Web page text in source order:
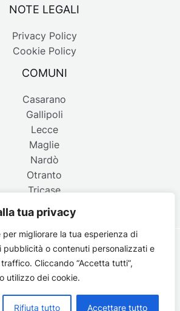
tua privacy
per migliorare la tua esperienza di
pubblicità o contenuti personalizzati e
Cliccando “Accetta tutti”,
utilizzo dei cookie.
Rifiuta tutto Accettare tutto
NOTE LEGALI
Privacy Policy
Cookie Policy
COMUNI
Casarano
Gallipoli
Lecce
Maglie
Nardò
Otranto
Tricase
Belpaese | Periodico d'informazione del
- Testata registrata il 18 gennaio